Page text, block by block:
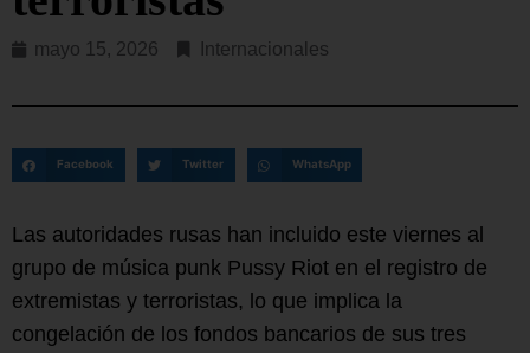
mayo 15, 2026 Internacionales
Facebook Twitter WhatsApp
Las autoridades rusas han incluido este viernes al
grupo de música punk Pussy Riot en el registro de
extremistas y terroristas, lo que implica la
congelación de los fondos bancarios de sus tres